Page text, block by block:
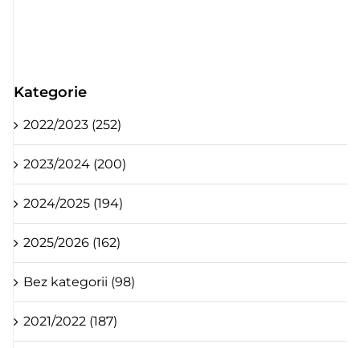
Kategorie
2022/2023 (252)
2023/2024 (200)
2024/2025 (194)
2025/2026 (162)
Bez kategorii (98)
2021/2022 (187)